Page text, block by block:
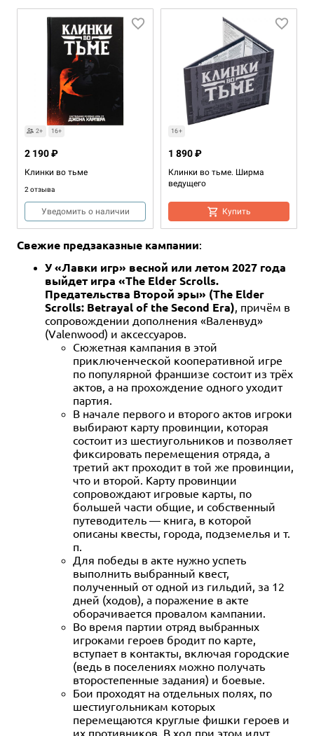
2+ 16+
Клинки во тьме
2 отзыва
2 190 ₽
Уведомить о наличии
16+
Клинки во тьме. Ширма
ведущего
1 890 ₽
Купить
Клинки во тьме. План города
Дасквол (уменьшенный
Купить
16+
Братство Клинков
2 490 ₽
Уведомить о наличии
Дополнение 16+
Братство Клинков: Карта
Альдермарка (ткань)
Купить
Дополнение
Братство Клинков: Комплект
1 190 ₽
Уведомить о наличии
Свежие предзаказные кампании:
У «Лавки игр» весной или летом 2027 года
выйдет игра «The Elder Scrolls.
Предательства Второй эры» (The Elder
Scrolls: Betrayal of the Second Era) , причём в
сопровождении дополнения «Валенвуд»
(Valenwood) и аксессуаров.
Сюжетная кампания в этой
приключенческой кооперативной игре
по популярной франшизе состоит из трёх
актов, а на прохождение одного уходит
партия.
В начале первого и второго актов игроки
выбирают карту провинции, которая
состоит из шестиугольников и позволяет
фиксировать перемещения отряда, а
третий акт проходит в той же провинции,
что и второй. Карту провинции
сопровождают игровые карты, по
большей части общие, и собственный
путеводитель — книга, в которой
описаны квесты, города, подземелья и т.
п.
Для победы в акте нужно успеть
выполнить выбранный квест,
полученный от одной из гильдий, за 12
дней (ходов), а поражение в акте
оборачивается провалом кампании.
Во время партии отряд выбранных
игроками героев бродит по карте,
вступает в контакты, включая городские
(ведь в поселениях можно получать
второстепенные задания) и боевые.
Бои проходят на отдельных полях, по
шестиугольникам которых
перемещаются круглые фишки героев и
их противников. В ход при этом идут